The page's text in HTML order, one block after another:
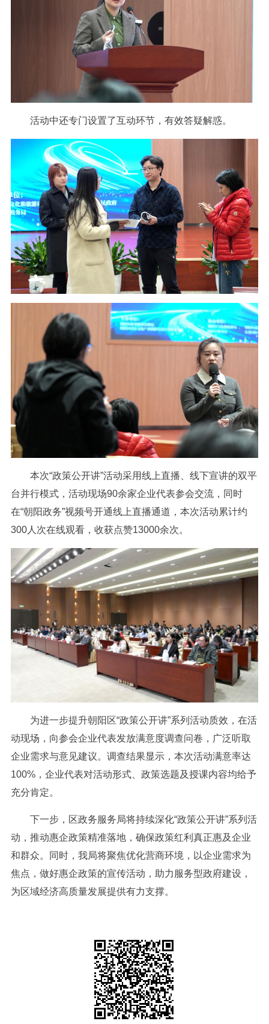
活动中还专门设置了互动环节，有效答疑解惑。
本次“政策公开讲”活动采用线上直播、线下宣讲的双平
台并行模式，活动现场90余家企业代表参会交流，同时
在“朝阳政务”视频号开通线上直播通道，本次活动累计约
300人次在线观看，收获点赞13000余次。
为进一步提升朝阳区“政策公开讲”系列活动质效，在活
动现场，向参会企业代表发放满意度调查问卷，广泛听取
企业需求与意见建议。调查结果显示，本次活动满意率达
100%，企业代表对活动形式、政策选题及授课内容均给予
充分肯定。
下一步，区政务服务局将持续深化“政策公开讲”系列活
动，推动惠企政策精准落地，确保政策红利真正惠及企业
和群众。同时，我局将聚焦优化营商环境，以企业需求为
焦点，做好惠企政策的宣传活动，助力服务型政府建设，
为区域经济高质量发展提供有力支撑。